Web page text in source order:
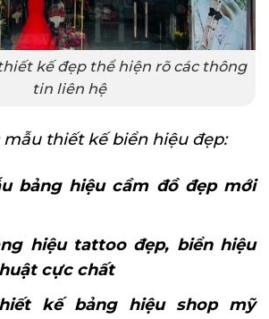
kế đẹp thể hiện rõ các thông
tin liên hệ
thiết kế biển hiệu đẹp:
bảng hiệu cầm đồ đẹp mới
hiệu tattoo đẹp, biển hiệu
cực chất
kế bảng hiệu shop mỹ